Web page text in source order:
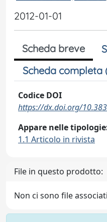
2012-01-01
Scheda breve
Scheda completa
Codice DOI
https://dx.doi.org/
Appare nelle
1.1 Articolo in rivista
File in questo prodotto:
Non ci sono file